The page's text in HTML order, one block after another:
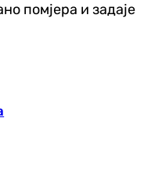
помјера и задаје